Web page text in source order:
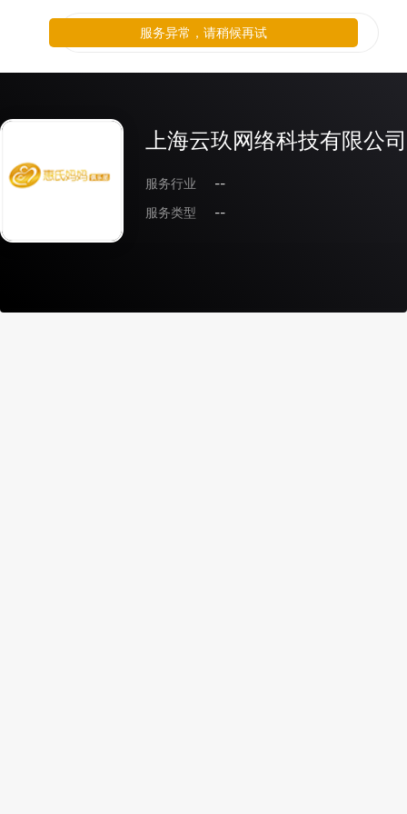
上海云玖网络科技有限公司
服务行业
--
服务类型
--
服务异常，请稍候再试